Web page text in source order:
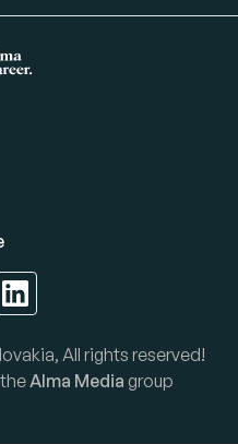
All rights reserved!
Alma Media group